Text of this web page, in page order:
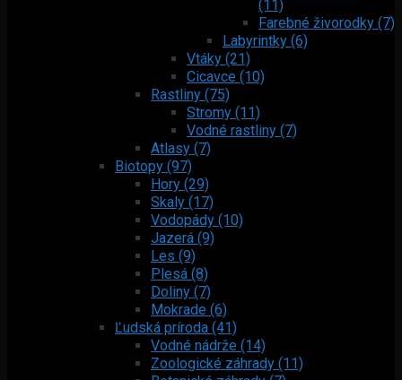
(11)
Farebné živorodky (7)
Labyrintky (6)
Vtáky (21)
Cicavce (10)
Rastliny (75)
Stromy (11)
Vodné rastliny (7)
Atlasy (7)
Biotopy (97)
Hory (29)
Skaly (17)
Vodopády (10)
Jazerá (9)
Les (9)
Plesá (8)
Doliny (7)
Mokrade (6)
Ľudská príroda (41)
Vodné nádrže (14)
Zoologické záhrady (11)